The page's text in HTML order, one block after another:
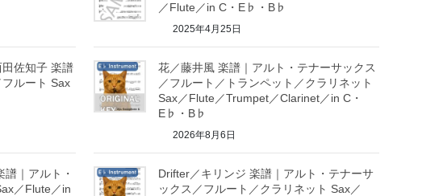
／Flute／in C・E♭・B♭
2025年4月25日
佐知子 楽譜
フルート Sax
花／藤井風 楽譜｜アルト・テナーサックス
／フルート／トランペット／クラリネット
Sax／Flute／Trumpet／Clarinet／in C・
E♭・B♭
2026年8月6日
｜アルト・
／Flute／in
Drifter／キリンジ 楽譜｜アルト・テナーサ
ックス／フルート／クラリネット Sax／